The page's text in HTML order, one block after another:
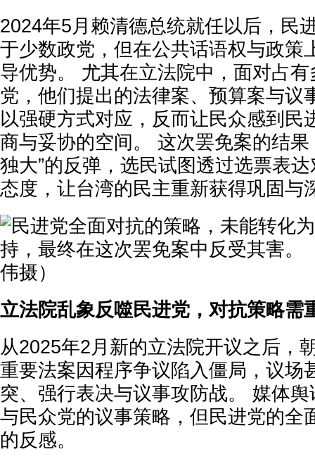
2024年5月赖清德总统就任以后，民
于少数政党，但在公共话语权与政策
导优势。 尤其在立法院中，面对占
党，他们提出的法律案、预算案与议
以强硬方式对应，反而让民众感到民
商与妥协的空间。 这次罢免案的结果
独大”的反弹，选民试图透过选票表
态度，让台湾的民主重新获得巩固与
立法院乱象反噬民进党，对抗策略需
从2025年2月新的立法院开议之后，
重要法案因程序争议陷入僵局，议场
突、强行表决与议事攻防战。 媒体
与民众党的议事策略，但民进党的全
的反感。